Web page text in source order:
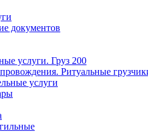
документов
услуги. Груз 200
Ритуальные
услуги